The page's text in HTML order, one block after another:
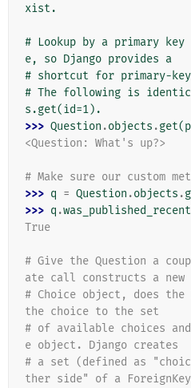
xist.
# Lookup by a primary key
e, so Django provides a
# shortcut for primary-
# The following is
s.get(id=1).
>>> Question .objects .get(
<Question: What's up?>
# Make sure our custom
>>> q = Question .objects .
>>> q .
True
# Give the Question a
ate call constructs a new
# Choice object, does the
the choice to the set
# of available choices
e object. Django creates
# a set (defined as
ther side" of a ForeignKey